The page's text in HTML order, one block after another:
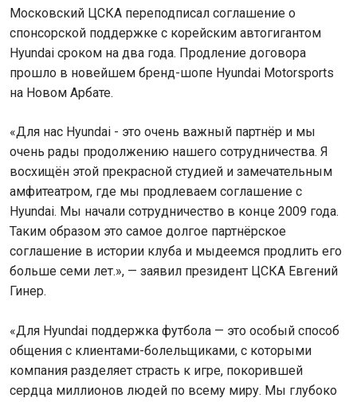
Московский ЦСКА переподписал соглашение о
спонсорской поддержке с корейским автогигантом
Hyundai сроком на два года. Продление договора
прошло в новейшем бренд-шопе Hyundai Motorsports
на Новом Арбате.
«Для нас Hyundai - это очень важный партнёр и мы
очень рады продолжению нашего сотрудничества. Я
восхищён этой прекрасной студией и замечательным
амфитеатром, где мы продлеваем соглашение с
Hyundai. Мы начали сотрудничество в конце 2009 года.
Таким образом это самое долгое партнёрское
соглашение в истории клуба и мыдеемся продлить его
больше семи лет.», — заявил президент ЦСКА Евгений
Гинер.
«Для Hyundai поддержка футбола — это особый способ
общения с клиентами-болельщиками, с которыми
компания разделяет страсть к игре, покорившей
сердца миллионов людей по всему миру. Мы глубоко